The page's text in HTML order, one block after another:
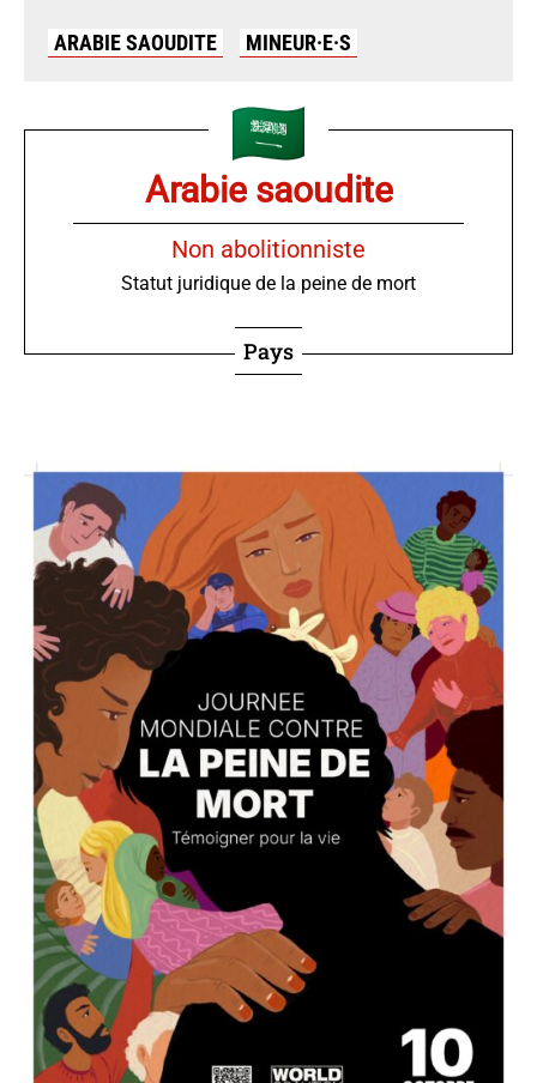
ARABIE SAOUDITE MINEUR·E·S
Arabie saoudite
Non abolitionniste
Statut juridique de la peine de mort
Pays